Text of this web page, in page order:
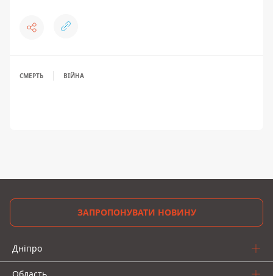
СМЕРТЬ ВІЙНА
ЗАПРОПОНУВАТИ НОВИНУ
Дніпро